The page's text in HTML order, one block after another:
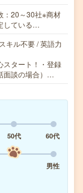
：20～30社※商材
している…
キル不要 / 英語力
スタート！・登録
面談の場合）…
50代
60代
男性